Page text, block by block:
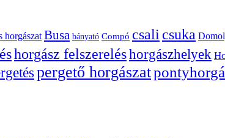
horgászat Busa bányató Compó csalicsuka
horgász felszereléshorgászhelyek
pergető horgászat